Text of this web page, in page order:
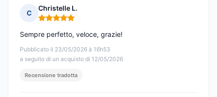
C
Christelle L.
Nota: 5 su 5
Pubblicato il 23/05/2026 à 16h53
a seguito di un acquisto di 12/05/2026
Sempre perfetto, veloce, grazie!
Recensione tradotta